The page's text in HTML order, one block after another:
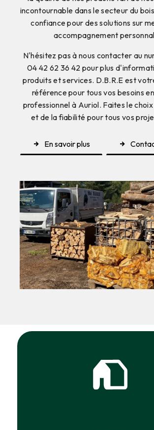
incontournable dans le secteur du
confiance pour des solutions sur
accompagnement
N'hésitez pas à nous contacter au
04 42 62 36 42 pour plus
produits et services. D.B.R.E est
référence pour tous vos besoins
professionnel à Auriol. Faites le
et de la fiabilité pour tous vos
En savoir plus